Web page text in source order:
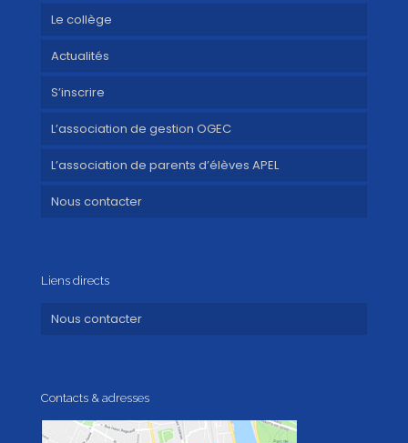
Le collège
Actualités
S’inscrire
L’association de gestion OGEC
L’association de parents d’élèves APEL
Nous contacter
Liens directs
Nous contacter
Contacts & adresses